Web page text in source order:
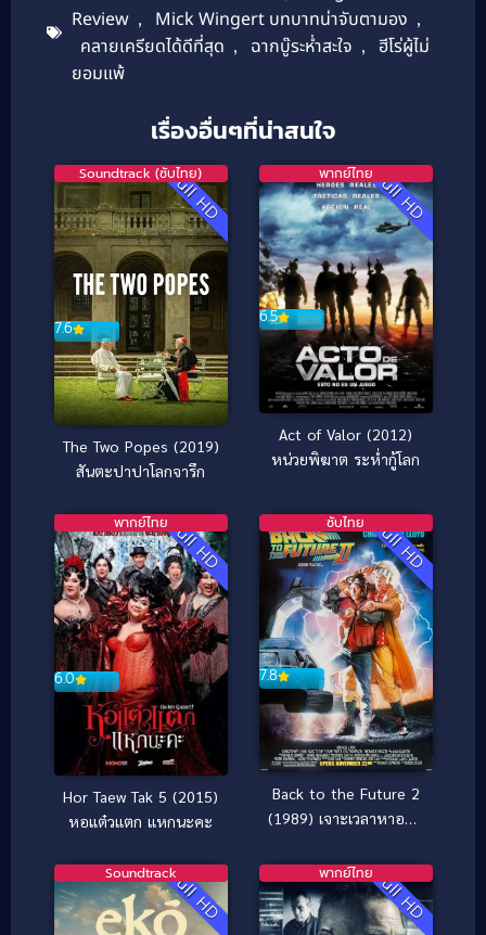
Review , Mick Wingert บทบาทน่าจับตามอง ,
คลายเครียดได้ดีที่สุด , ฉากบู๊ระห่ำสะใจ ,
ฮีโร่ผู้ไม่
ยอมแพ้
เรื่องอื่นๆที่น่าสนใจ
Full HD
7.6
Soundtrack (ซับไทย)
The Two Popes (2019)
สันตะปาปาโลกจารึก
Full HD
6.5
พากย์ไทย
Act of Valor (2012)
หน่วยพิฆาต ระห่ำกู้โลก
Full HD
6.0
พากย์ไทย
Hor Taew Tak 5 (2015)
หอแต๋วแตก แหกนะคะ
Full HD
7.8
ซับไทย
Back to the Future 2
(1989) เจาะเวลาหาอดีต
Full HD
Soundtrack Full HD
พากย์ไทย